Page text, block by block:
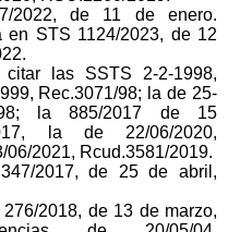
2022, de 11 de enero.
en STS 1124/2023, de 12
las SSTS 2-2-1998,
Rec.3071/98; la de 25-
la 885/2017 de 15
la de 22/06/2020,
06/2021, Rcud.3581/2019.
2017, de 25 de abril,
2018, de 13 de marzo,